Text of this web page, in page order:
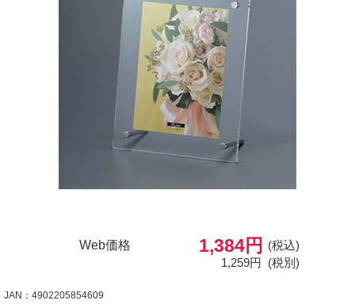
Web価格 1,384円
(税込)
1,259円 (税別)
JAN：4902205854609